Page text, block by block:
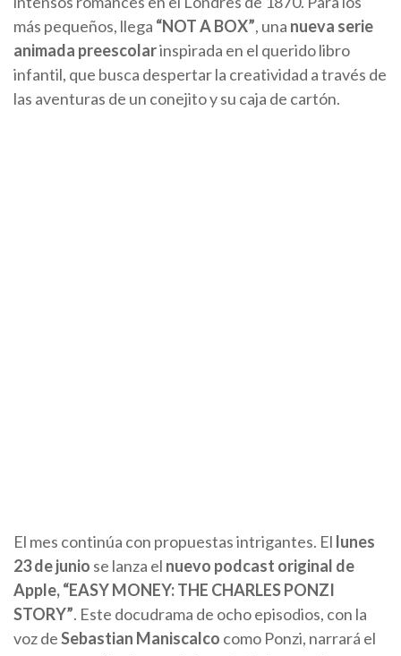
más pequeños, llega “NOT A BOX”, una nueva serie
animada preescolarinspirada en el querido libro
infantil, que busca despertar la creatividad a través de
las aventuras de un conejito y su caja de cartón.
El mes continúa con propuestas intrigantes. El lunes
23 de junio se lanza el nuevo podcast original de
Apple, “EASY MONEY: THE CHARLES PONZI
STORY”. Este docudrama de ocho episodios, con la
voz deSebastian Maniscalco como Ponzi, narrará el